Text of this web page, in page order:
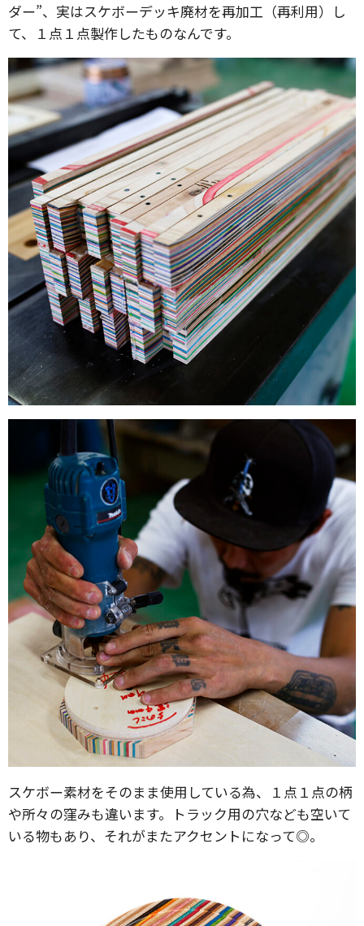
ダー”、実はスケボーデッキ廃材を再加工（再利用）し
て、１点１点製作したものなんです。
スケボー素材をそのまま使用している為、１点１点の柄
や所々の窪みも違います。トラック用の穴なども空いて
いる物もあり、それがまたアクセントになって◎。